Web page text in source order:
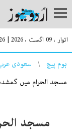
اتوار ، 09 اگست ، 2026 |
are here
ہوم پیچ
سعودی
مسجد الحرام میں
مسجد